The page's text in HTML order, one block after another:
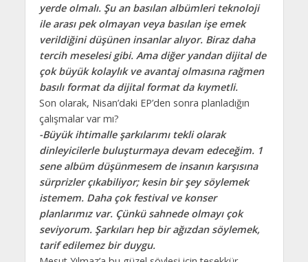
yerde olmalı. Şu an basılan albümleri teknoloji
ile arası pek olmayan veya basılan işe emek
verildiğini düşünen insanlar alıyor. Biraz daha
tercih meselesi gibi. Ama diğer yandan dijital de
çok büyük kolaylık ve avantaj olmasına rağmen
basılı format da dijital format da kıymetli.
Son olarak, Nisan’daki EP’den sonra planladığın
çalışmalar var mı?
-Büyük ihtimalle şarkılarımı tekli olarak
dinleyicilerle buluşturmaya devam edeceğim. 1
sene albüm düşünmesem de insanın karşısına
sürprizler çıkabiliyor; kesin bir şey söylemek
istemem. Daha çok festival ve konser
planlarımız var. Çünkü sahnede olmayı çok
seviyorum. Şarkıları hep bir ağızdan söylemek,
tarif edilemez bir duygu.